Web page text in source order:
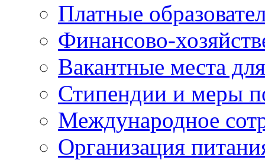
Платные
Финансово-
Вакантные места
Стипендии и меры
Международное
Организация